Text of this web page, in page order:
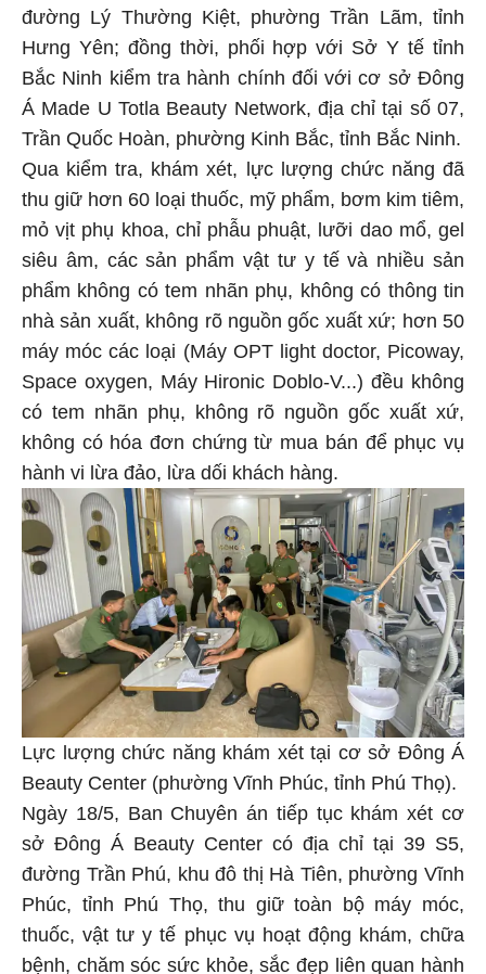
đường Lý Thường Kiệt, phường Trần Lãm, tỉnh
Hưng Yên; đồng thời, phối hợp với Sở Y tế tỉnh
Bắc Ninh kiểm tra hành chính đối với cơ sở Đông
Á Made U Totla Beauty Network, địa chỉ tại số 07,
Trần Quốc Hoàn, phường Kinh Bắc, tỉnh Bắc Ninh.
Qua kiểm tra, khám xét, lực lượng chức năng đã
thu giữ hơn 60 loại thuốc, mỹ phẩm, bơm kim tiêm,
mỏ vịt phụ khoa, chỉ phẫu phuật, lưỡi dao mổ, gel
siêu âm, các sản phẩm vật tư y tế và nhiều sản
phẩm không có tem nhãn phụ, không có thông tin
nhà sản xuất, không rõ nguồn gốc xuất xứ; hơn 50
máy móc các loại (Máy OPT light doctor, Picoway,
Space oxygen, Máy Hironic Doblo-V...) đều không
có tem nhãn phụ, không rõ nguồn gốc xuất xứ,
không có hóa đơn chứng từ mua bán để phục vụ
hành vi lừa đảo, lừa dối khách hàng.
Lực lượng chức năng khám xét tại cơ sở Đông Á
Beauty Center (phường Vĩnh Phúc, tỉnh Phú Thọ).
Ngày 18/5, Ban Chuyên án tiếp tục khám xét cơ
sở Đông Á Beauty Center có địa chỉ tại 39 S5,
đường Trần Phú, khu đô thị Hà Tiên, phường Vĩnh
Phúc, tỉnh Phú Thọ, thu giữ toàn bộ máy móc,
thuốc, vật tư y tế phục vụ hoạt động khám, chữa
bệnh, chăm sóc sức khỏe, sắc đẹp liên quan hành